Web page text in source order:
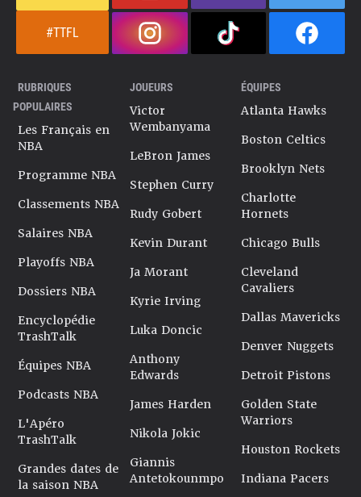
#TTFL
RUBRIQUES
POPULAIRES
Les Français en
NBA
Programme NBA
Classements NBA
Salaires NBA
Playoffs NBA
Dossiers NBA
Encyclopédie
TrashTalk
Équipes NBA
Podcasts NBA
L'Apéro
TrashTalk
Grandes dates de
la saison NBA
JOUEURS
Victor
Wembanyama
LeBron James
Stephen Curry
Rudy Gobert
Kevin Durant
Ja Morant
Kyrie Irving
Luka Doncic
Anthony
Edwards
James Harden
Nikola Jokic
Giannis
Antetokounmpo
ÉQUIPES
Atlanta Hawks
Boston Celtics
Brooklyn Nets
Charlotte
Hornets
Chicago Bulls
Cleveland
Cavaliers
Dallas Mavericks
Denver Nuggets
Detroit Pistons
Golden State
Warriors
Houston Rockets
Indiana Pacers